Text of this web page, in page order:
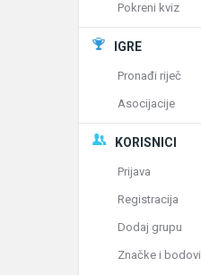
Pokreni kviz
IGRE
Pronađi riječ
Asocijacije
KORISNICI
Prijava
Registracija
Dodaj grupu
Značke i bodovi